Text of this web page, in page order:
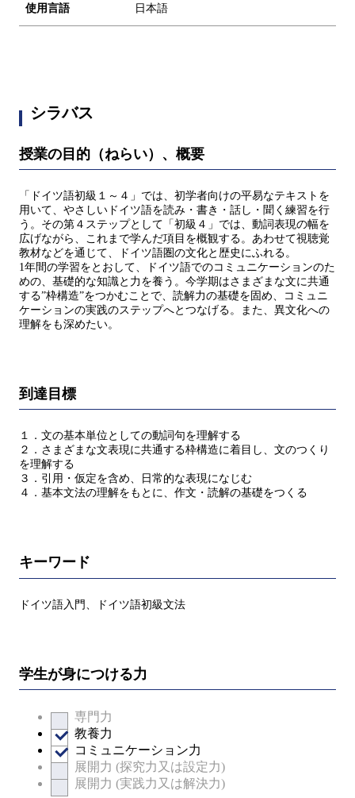
使用言語 日本語
シラバス
授業の目的（ねらい）、概要
「ドイツ語初級１～４」では、初学者向けの平易なテキストを
用いて、やさしいドイツ語を読み・書き・話し・聞く練習を行
う。その第４ステップとして「初級４」では、動詞表現の幅を
広げながら、これまで学んだ項目を概観する。あわせて視聴覚
教材などを通じて、ドイツ語圏の文化と歴史にふれる。
1年間の学習をとおして、ドイツ語でのコミュニケーションのた
めの、基礎的な知識と力を養う。今学期はさまざまな文に共通
する”枠構造”をつかむことで、読解力の基礎を固め、コミュニ
ケーションの実践のステップへとつなげる。また、異文化への
理解をも深めたい。
到達目標
１．文の基本単位としての動詞句を理解する
２．さまざまな文表現に共通する枠構造に着目し、文のつくり
を理解する
３．引用・仮定を含め、日常的な表現になじむ
４．基本文法の理解をもとに、作文・読解の基礎をつくる
キーワード
ドイツ語入門、ドイツ語初級文法
学生が身につける力
専門力
教養力
コミュニケーション力
展開力 (探究力又は設定力)
展開力 (実践力又は解決力)